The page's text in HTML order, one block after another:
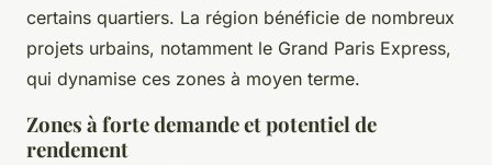
certains quartiers. La région bénéficie de nombreux
projets urbains, notamment le Grand Paris Express,
qui dynamise ces zones à moyen terme.
Zones à forte demande et potentiel de
rendement